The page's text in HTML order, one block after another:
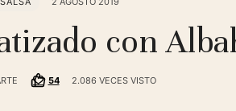
con
54 2.086 VECES VISTO